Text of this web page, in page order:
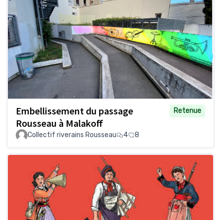
Embellissement du passage
Rousseau à Malakoff
Retenue
Collectif riverains Rousseau 4 8